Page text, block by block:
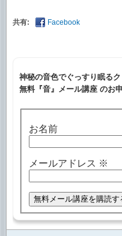
共有: Facebook
神秘の音色でぐっすり眠る
無料『音』メール講座 のお
お名前
メールアドレス ※